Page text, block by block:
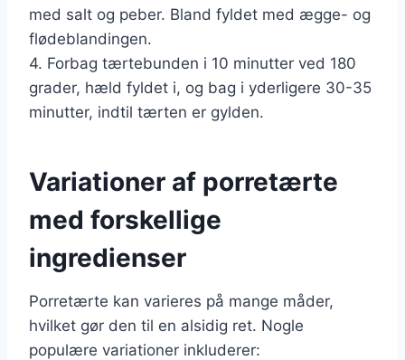
med salt og peber. Bland fyldet med ægge- og
flødeblandingen.
4. Forbag tærtebunden i 10 minutter ved 180
grader, hæld fyldet i, og bag i yderligere 30-35
minutter, indtil tærten er gylden.
Variationer af porretærte
med forskellige
ingredienser
Porretærte kan varieres på mange måder,
hvilket gør den til en alsidig ret. Nogle
populære variationer inkluderer: